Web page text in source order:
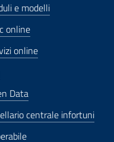
e modelli
online
online
Data
centrale infortuni